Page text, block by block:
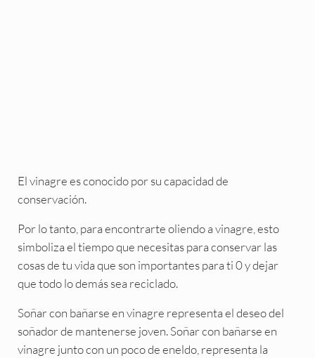
El vinagre es conocido por su capacidad de
conservación.
Por lo tanto, para encontrarte oliendo a vinagre, esto
simboliza el tiempo que necesitas para conservar las
cosas de tu vida que son importantes para ti 0 y dejar
que todo lo demás sea reciclado.
Soñar con bañarse en vinagre representa el deseo del
soñador de mantenerse joven. Soñar con bañarse en
vinagre junto con un poco de eneldo, representa la